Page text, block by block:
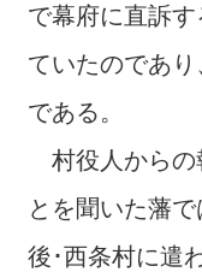
で幕府に直訴
ていたのであ
である。
村役人からの
とを聞いた藩
後･西条村に遣